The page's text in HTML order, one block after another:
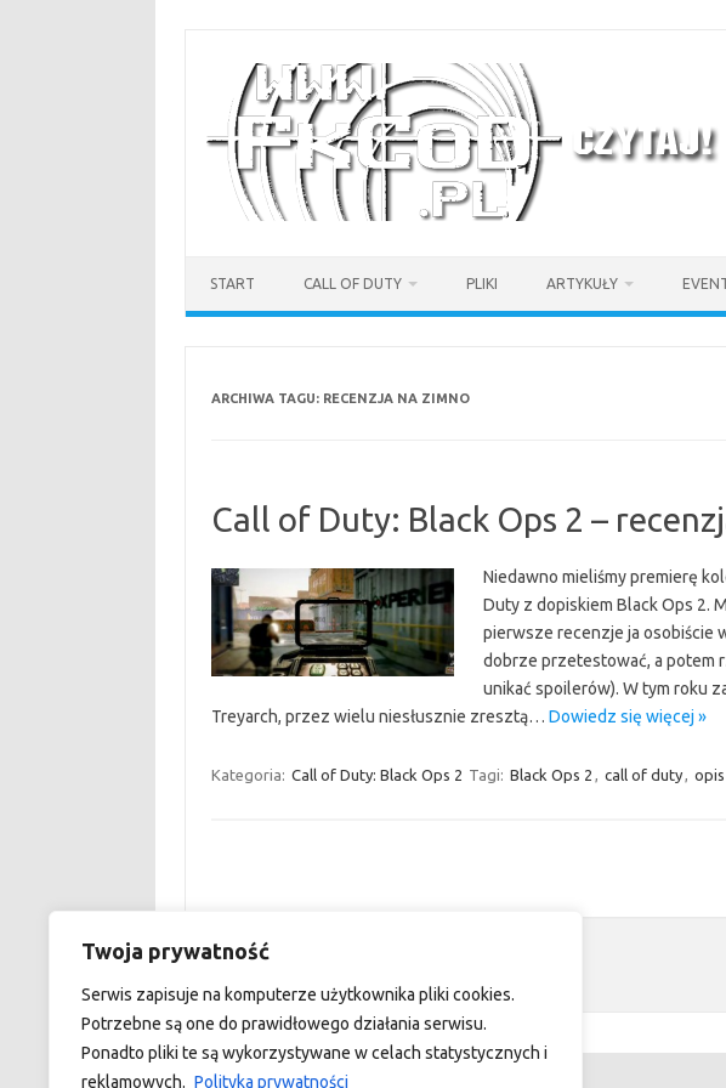
Twoja prywatność
Serwis zapisuje na komputerze użytkownika pliki cookies.
Potrzebne są one do prawidłowego działania serwisu.
Ponadto pliki te są wykorzystywane w celach statystycznych i
reklamowych. Polityka prywatności
START CALL OF DUTY PLIKI ARTYKUŁY
ARCHIWA TAGU: RECENZJA NA ZIMNO
Call of Duty: Black Ops 2 –
Niedawno mieliśmy premierę
Duty z dopiskiem Black Ops 2.
pierwsze recenzje ja osobiście
dobrze przetestować, a potem
unikać spoilerów). W tym roku
Treyarch, przez wielu niesłusznie zresztą… Dowiedz się więcej »
Kategoria: Call of Duty: Black Ops 2 Tagi: Black Ops 2 , call of duty,
custom footer text left